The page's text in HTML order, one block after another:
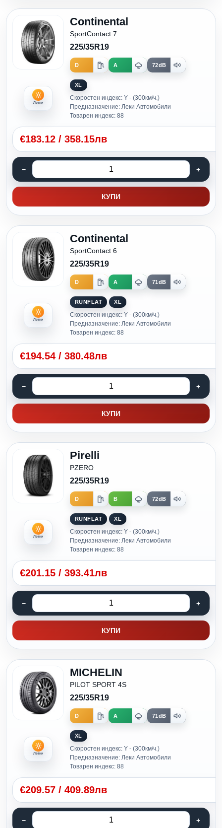
Летни
Continental
SportContact 7
225/35R19
D A 72dB
XL
Скоростен индекс: Y - (300км/ч.)
Предназначение: Леки Автомобили
Товарен индекс: 88
€183.12 / 358.15лв
КУПИ
Летни
Continental
SportContact 6
225/35R19
D A 71dB
RUNFLAT XL
Скоростен индекс: Y - (300км/ч.)
Предназначение: Леки Автомобили
Товарен индекс: 88
€194.54 / 380.48лв
КУПИ
Летни
Pirelli
PZERO
225/35R19
D B 72dB
RUNFLAT XL
Скоростен индекс: Y - (300км/ч.)
Предназначение: Леки Автомобили
Товарен индекс: 88
€201.15 / 393.41лв
КУПИ
Летни
MICHELIN
PILOT SPORT 4S
225/35R19
D A 71dB
XL
Скоростен индекс: Y - (300км/ч.)
Предназначение: Леки Автомобили
Товарен индекс: 88
€209.57 / 409.89лв